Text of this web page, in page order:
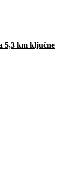
5,3 km ključne